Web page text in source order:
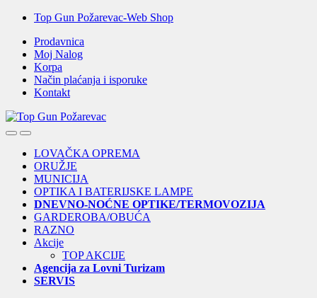
Skip
navigation
Skip
content
Top Gun Požarevac-Web Shop
Prodavnica
Moj Nalog
Korpa
Način plaćanja i isporuke
Kontakt
OpenClose
LOVAČKA OPREMA
ORUŽJE
MUNICIJA
OPTIKA I BATERIJSKE LAMPE
DNEVNO-NOĆNE OPTIKE/TERMOVOZIJA
GARDEROBA/OBUĆA
RAZNO
Akcije
TOP AKCIJE
Agencija za Lovni Turizam
SERVIS